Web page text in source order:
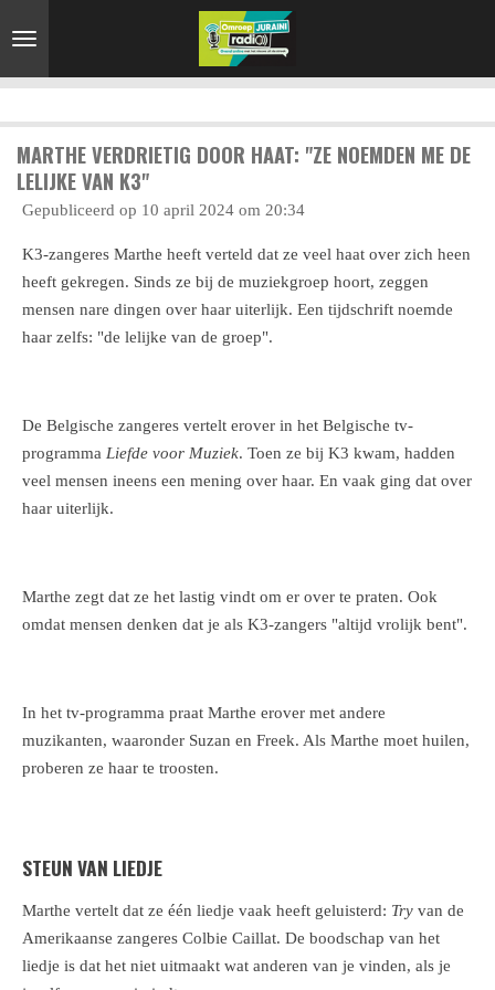
direct
naar
MARTHE VERDRIETIG DOOR HAAT: "ZE NOEMDEN ME DE
LELIJKE VAN K3"
Gepubliceerd op 10 april 2024 om 20:34
K3-zangeres Marthe heeft verteld dat ze veel haat over zich heen
heeft gekregen. Sinds ze bij de muziekgroep hoort, zeggen
mensen nare dingen over haar uiterlijk. Een tijdschrift noemde
haar zelfs: "de lelijke van de groep".
De Belgische zangeres vertelt erover in het Belgische tv-
programma Liefde voor Muziek. Toen ze bij K3 kwam, hadden
veel mensen ineens een mening over haar. En vaak ging dat over
haar uiterlijk.
Marthe zegt dat ze het lastig vindt om er over te praten. Ook
omdat mensen denken dat je als K3-zangers "altijd vrolijk bent".
In het tv-programma praat Marthe erover met andere
muzikanten, waaronder Suzan en Freek. Als Marthe moet huilen,
proberen ze haar te troosten.
STEUN VAN LIEDJE
Marthe vertelt dat ze één liedje vaak heeft geluisterd: Try van de
Amerikaanse zangeres Colbie Caillat. De boodschap van het
liedje is dat het niet uitmaakt wat anderen van je vinden, als je